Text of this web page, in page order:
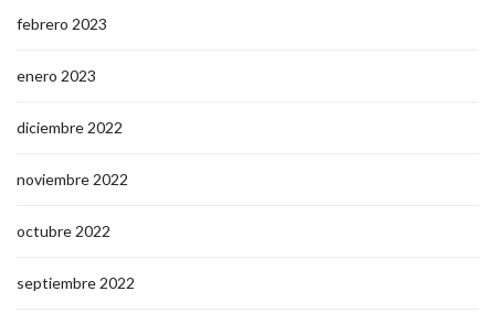
febrero 2023
enero 2023
diciembre 2022
noviembre 2022
octubre 2022
septiembre 2022